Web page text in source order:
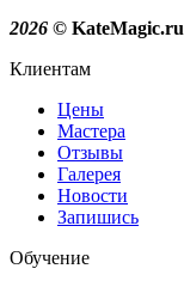
2026 © KateMagic.ru
Клиентам
Цены
Мастера
Отзывы
Галерея
Новости
Запишись
Обучение